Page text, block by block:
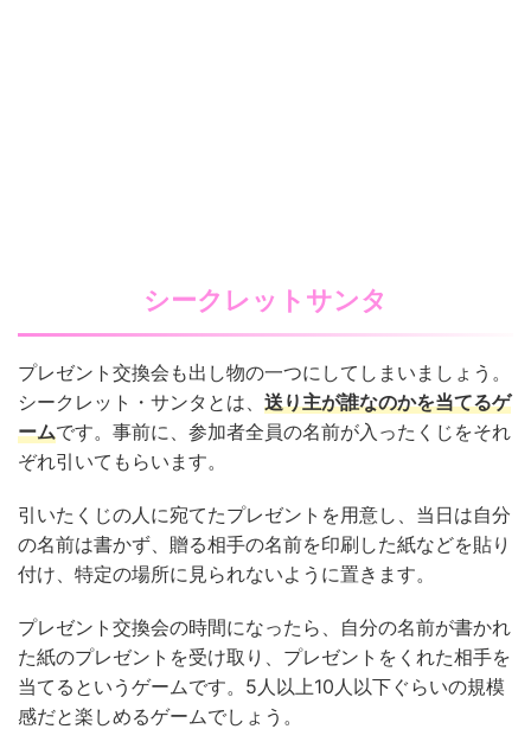
シークレットサンタ
プレゼント交換会も出し物の一つにしてしまいましょう。
シークレット・サンタとは、 送り主が誰なのかを当てるゲ
ームです。事前に、参加者全員の名前が入ったくじをそれ
ぞれ引いてもらいます。
引いたくじの人に宛てたプレゼントを用意し、当日は自分
の名前は書かず、贈る相手の名前を印刷した紙などを貼り
付け、特定の場所に見られないように置きます。
プレゼント交換会の時間になったら、自分の名前が書かれ
た紙のプレゼントを受け取り、プレゼントをくれた相手を
当てるというゲームです。5人以上10人以下ぐらいの規模
感だと楽しめるゲームでしょう。